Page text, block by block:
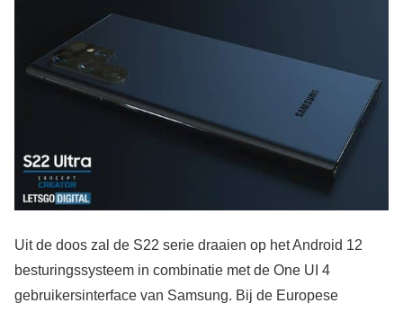
Uit de doos zal de S22 serie draaien op het Android 12
besturingssysteem in combinatie met de One UI 4
gebruikersinterface van Samsung. Bij de Europese